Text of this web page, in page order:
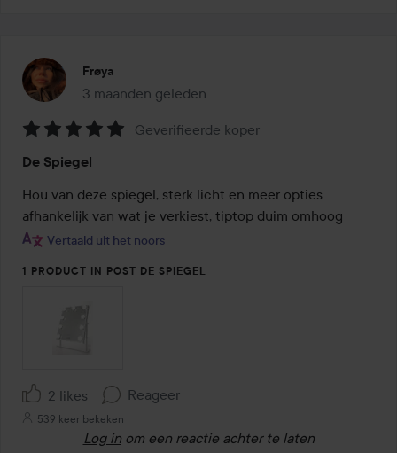
Frøya
3 maanden geleden
Het bericht is gemaakt 3 maanden geleden
5
van
de
5
Geverifieerde koper
De Spiegel
Hou van deze spiegel, sterk licht en meer opties
afhankelijk van wat je verkiest, tiptop duim omhoog
Vertaald uit het noors
1 PRODUCT IN POST DE SPIEGEL
2 likes Reageer
539 keer bekeken
Log in om een reactie achter te laten